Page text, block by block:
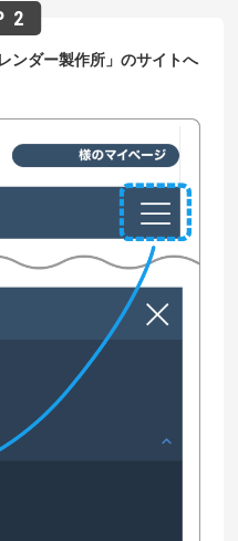
ンダー製作所」のサイトへ